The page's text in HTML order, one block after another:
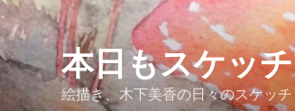
本日もスケッ
絵描き、木下美香の日々のスケッチ